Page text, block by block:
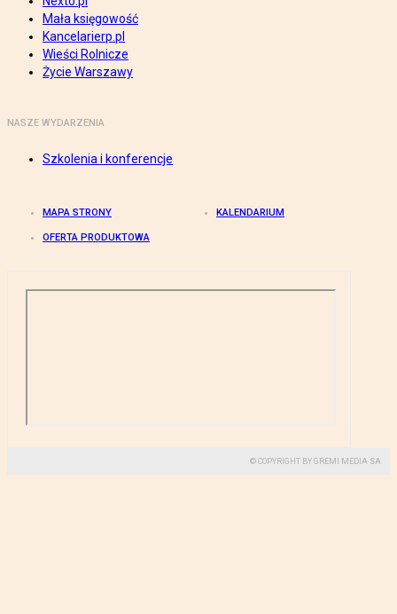
Mała księgowość
Kancelarierp.pl
Wieści Rolnicze
Życie Warszawy
NASZE WYDARZENIA
Szkolenia i konferencje
MAPA STRONY KALENDARIUM
OFERTA PRODUKTOWA
© COPYRIGHT BY GREMI MEDIA SA